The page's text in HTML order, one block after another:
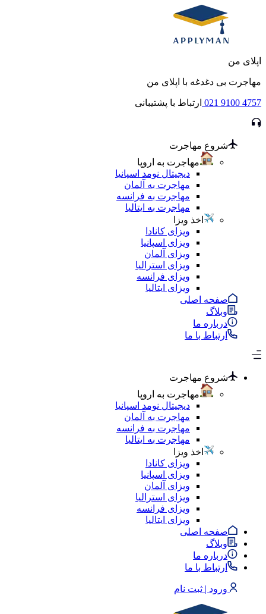
اپلای من
مهاجرت بی دغدغه با اپلای من
021 9100 4757 ارتباط با پشتیبانی
شروع مهاجرت
مهاجرت به اروپا
دیجیتال نومد اسپانیا
مهاجرت به آلمان
مهاجرت به فرانسه
مهاجرت به ایتالیا
اخذ ویزا
ویزای کانادا
ویزای اسپانیا
ویزای آلمان
ویزای استرالیا
ویزای فرانسه
ویزای ایتالیا
صفحه اصلی
وبلاگ
درباره ما
ارتباط با ما
شروع مهاجرت
مهاجرت به اروپا
دیجیتال نومد اسپانیا
مهاجرت به آلمان
مهاجرت به فرانسه
مهاجرت به ایتالیا
اخذ ویزا
ویزای کانادا
ویزای اسپانیا
ویزای آلمان
ویزای استرالیا
ویزای فرانسه
ویزای ایتالیا
صفحه اصلی
وبلاگ
درباره ما
ارتباط با ما
ورود | ثبت نام